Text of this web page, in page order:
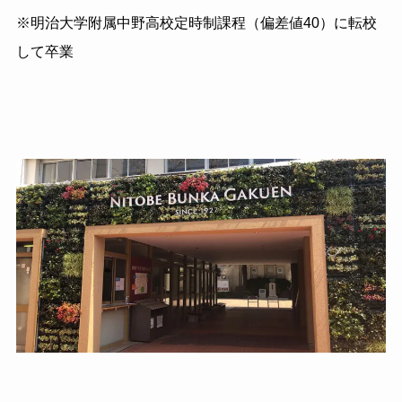
※明治大学附属中野高校定時制課程（偏差値40）に転校
して卒業